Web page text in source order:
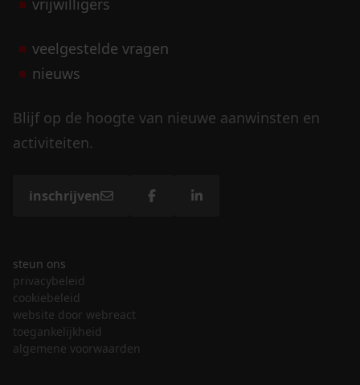
vrijwilligers
veelgestelde vragen
nieuws
Blijf op de hoogte van nieuwe aanwinsten en
activiteiten.
inschrijven
steun ons
privacybeleid
cookiebeleid
website door webreact
toegankelijkheid
algemene voorwaarden